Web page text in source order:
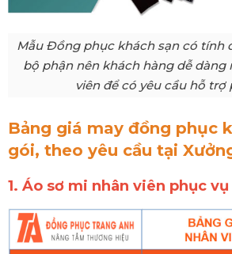
Mẫu Đồng phục khách sạn có tính
bộ phận nên khách hàng dễ dàng
viên để có yêu cầu hỗ trợ
Bảng giá may đồng phục
gói, theo yêu cầu tại
1. Áo sơ mi nhân viên phục vụ